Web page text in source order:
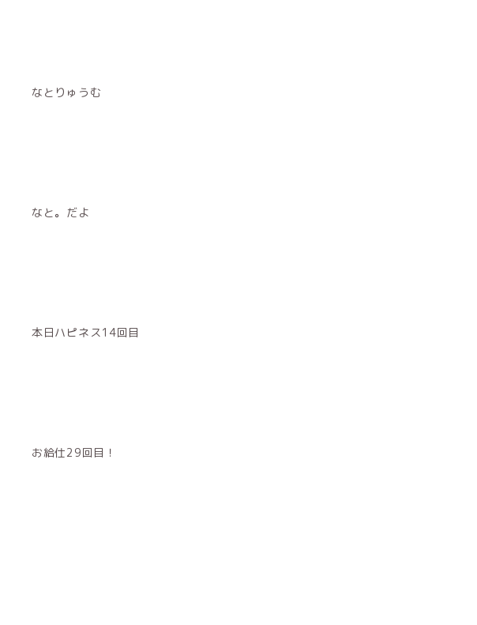
なとりゅうむ
なと。 だよ
本日ハピネス14回目
お給仕29回目！